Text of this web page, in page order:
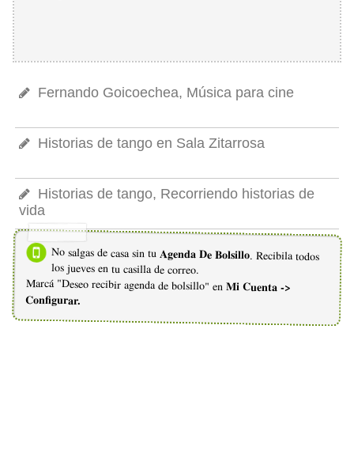
Fernando Goicoechea, Música para cine
Historias de tango en Sala Zitarrosa
Historias de tango, Recorriendo historias de
vida
No salgas de casa sin tu Agenda De Bolsillo. Recibila todos
los jueves en tu casilla de correo.
Marcá "Deseo recibir agenda de bolsillo" en Mi Cuenta ->
Configurar.